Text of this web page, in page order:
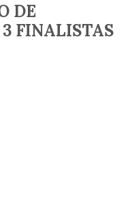
DE
FINALISTAS